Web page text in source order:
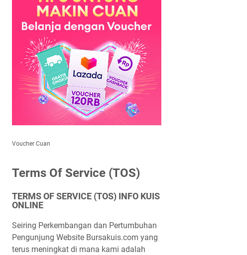
Voucher Cuan
Terms Of Service (TOS)
TERMS OF SERVICE (TOS) INFO KUIS
ONLINE
Seiring Perkembangan dan Pertumbuhan
Pengunjung Website Bursakuis.com yang
terus meningkat di mana kami adalah